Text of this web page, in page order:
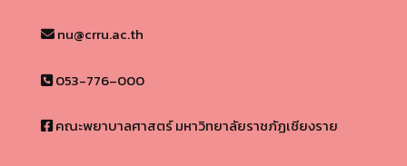
nu@crru.ac.th
053-776–000
คณะพยาบาลศาสตร์ มหาวิทยาลัยราชภัฏเชียงราย